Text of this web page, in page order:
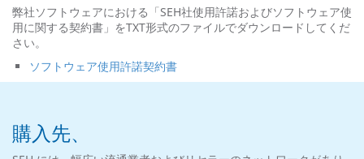
弊社ソフトウェアにおける「SEH社使用許諾およびソフトウェア使
用に関する契約書」をTXT形式のファイルでダウンロードしてくだ
さい。
ソフトウェア使用許諾契約書
購入先、